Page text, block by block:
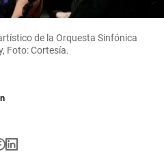
de la Orquesta Sinfónica
Foto: Cortesía.